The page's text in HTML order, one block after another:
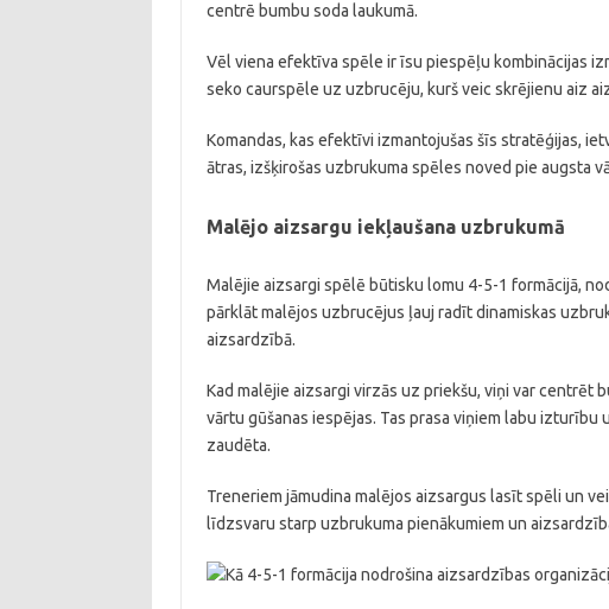
centrē bumbu soda laukumā.
Vēl viena efektīva spēle ir īsu piespēļu kombinācijas
seko caurspēle uz uzbrucēju, kurš veic skrējienu aiz
Komandas, kas efektīvi izmantojušas šīs stratēģijas,
ātras, izšķirošas uzbrukuma spēles noved pie augsta
Malējo aizsargu iekļaušana uzbrukumā
Malējie aizsargi spēlē būtisku lomu 4-5-1 formācijā,
pārklāt malējos uzbrucējus ļauj radīt dinamiskas
aizsardzībā.
Kad malējie aizsargi virzās uz priekšu, viņi var
vārtu gūšanas iespējas. Tas prasa viņiem labu
zaudēta.
Treneriem jāmudina malējos aizsargus lasīt spēli un
līdzsvaru starp uzbrukuma pienākumiem un